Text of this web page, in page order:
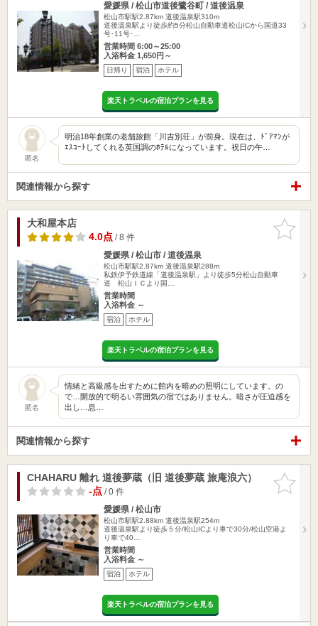
愛媛県 / 松山市道後鷺谷町 / 道後温泉
松山市駅駅2.87km 道後温泉駅310m
道後温泉駅より徒歩約5分松山自動車道松山ICから国道33
号･11号･…
営業時間 6:00～25:00
入浴料金 1,650円～
日帰り 宿泊 ホテル
楽天トラベルの宿泊プランを見る
匿名
明治18年創業の老舗旅館「川吉別荘」が前身。現在は、ﾄﾞｱﾏﾝが
ｴｽｺｰﾄしてくれる英国調のﾎﾃﾙになっています。祝日の午…
関連情報から探す
お気に入
りに追加
大和屋本店
4.0点/ 8 件
愛媛県 / 松山市 / 道後温泉
松山市駅駅2.87km 道後温泉駅288m
私鉄伊予鉄道線「道後温泉駅」より徒歩5分松山自動車
道 松山ＩＣより国…
営業時間
入浴料金 ～
宿泊 ホテル
楽天トラベルの宿泊プランを見る
匿名
情緒と高級感を出すために館内を暗めの照明にしています。の
で…開放的で明るい雰囲気の宿ではありません。暗さが圧迫感を
出し…息…
関連情報から探す
お気に入
りに追加
CHAHARU 離れ 道後夢蔵（旧 道後夢蔵 旅庵浪六）
-点/ 0 件
愛媛県 / 松山市
松山市駅駅2.88km 道後温泉駅254m
道後温泉駅より徒歩５分/松山ICより車で30分/松山空港よ
り車で40…
営業時間
入浴料金 ～
宿泊 ホテル
楽天トラベルの宿泊プランを見る